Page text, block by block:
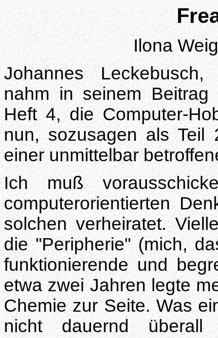
Ilona
Johannes Leckebusch,
nahm in seinem Beitrag
Heft 4, die Computer-
nun, sozusagen als Teil
einer unmittelbar
Ich muß
computerorientierten
solchen verheiratet.
die "Peripherie" (mich,
funktionierende und
etwa zwei Jahren legte
Chemie zur Seite. Was
nicht dauernd überall